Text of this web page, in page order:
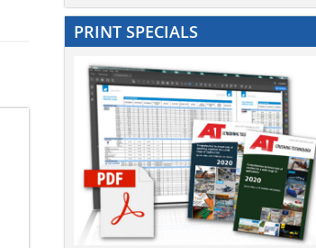
PRINT SPECIALS